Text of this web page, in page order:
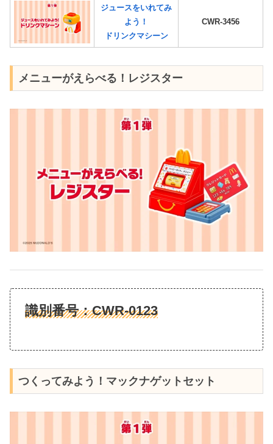
ジュースをいれてみ
よう！
ドリンクマシーン
CWR-3456
メニューがえらべる！レジスター
識別番号：CWR-0123
つくってみよう！マックナゲットセット